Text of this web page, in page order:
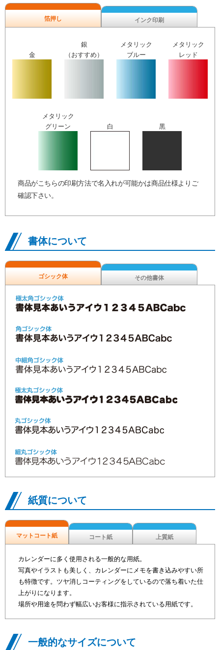
箔押し インク印刷
金
銀
（おすすめ）
メタリック
ブルー
メタリック
レッド
メタリック
グリーン
白 黒
商品がこちらの印刷方法で名入れが可能かは商品仕様よりご
確認下さい。
書体について
ゴシック体 その他書体
紙質について
マットコート紙 コート紙 上質紙
カレンダーに多く使用される一般的な用紙。
写真やイラストも美しく、カレンダーにメモを書き込みやすい所
も特徴です。ツヤ消しコーティングをしているので落ち着いた仕
上がりになります。
場所や用途を問わず幅広いお客様に指示されている用紙です。
一般的なサイズについて